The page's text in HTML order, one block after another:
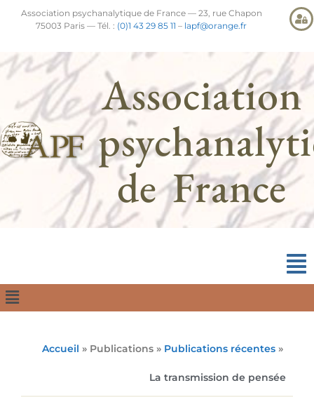
Association psychanalytique de France — 23, rue Chapon
75003 Paris — Tél. : (0)1 43 29 85 11 – lapf@orange.fr
Association
de France
Accueil » Publications » Publications récentes »
La transmission de pensée